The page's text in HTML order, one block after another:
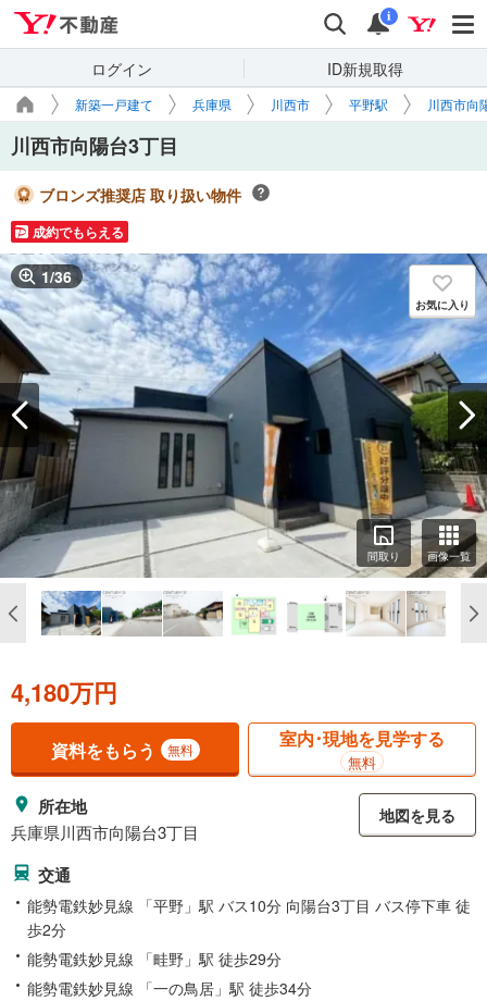
検索 通知
i
ログイン ID新規取得
新築一戸建て 兵庫県 川西市 平野駅 川西市向
川西市向陽台3丁目
ブロンズ推奨店 取り扱い物件
成約でもらえる
1/36
お気に入り
間取り 画像一覧
4,180万円
資料をもらう 無料 室内･現地を見学する
無料
所在地
兵庫県川西市向陽台3丁目
地図を見る
交通
能勢電鉄妙見線 「平野」駅 バス10分 向陽台3丁目 バス停下車 徒
歩2分
能勢電鉄妙見線 「畦野」駅 徒歩29分
能勢電鉄妙見線 「一の鳥居」駅 徒歩34分